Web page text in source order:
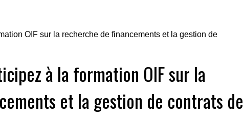
à la formation OIF sur la
et la gestion de contrats de